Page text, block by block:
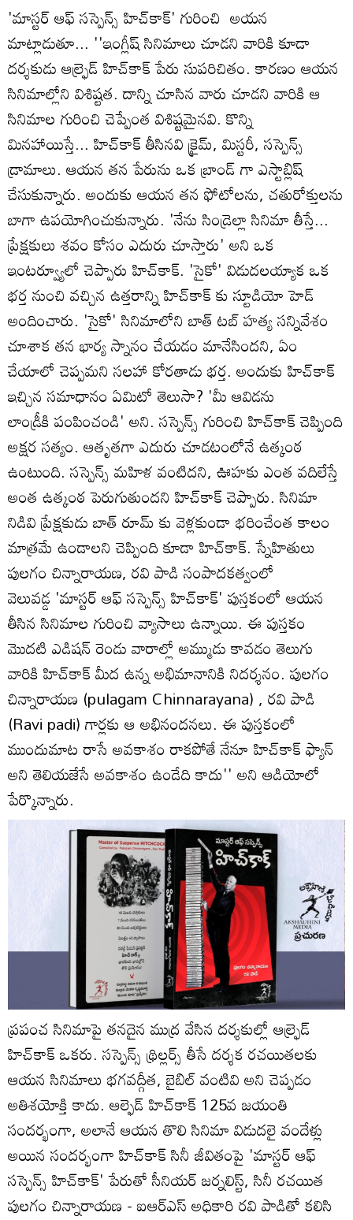
'మాస్టర్ ఆఫ్ సస్పెన్స్ హిచ్‌కాక్' గురించి అయన
మాట్లాడుతూ... ''ఇంగ్లీష్ సినిమాలు చూడని వారికి కూడా
దర్శకుడు ఆల్ఫ్రెడ్ హిచ్‌కాక్ పేరు సుపరిచితం. కారణం ఆయన
సినిమాల్లోని విశిష్టత. దాన్ని చూసిన వారు చూడని వారికి ఆ
సినిమాల గురించి చెప్పేంత విశిష్టమైనవి. కొన్ని
మినహాయిస్తే... హిచ్‌కాక్ తీసినవి క్రైమ్, మిస్టరీ, సస్పెన్స్
డ్రామాలు. ఆయన తన పేరును ఒక బ్రాండ్ గా ఎస్టాబ్లిష్
చేసుకున్నారు. అందుకు ఆయన తన ఫోటోలను, చతురోక్తులను
బాగా ఉపయోగించుకున్నారు. 'నేను సిండ్రెల్లా సినిమా తీస్తే...
ప్రేక్షకులు శవం కోసం ఎదురు చూస్తారు' అని ఒక
ఇంటర్వ్యూలో చెప్పారు హిచ్‌కాక్. 'సైకో' విడుదలయ్యాక ఒక
భర్త నుంచి వచ్చిన ఉత్తరాన్ని హిచ్‌కాక్ కు స్టూడియో హెడ్
అందించారు. 'సైకో' సినిమాలోని బాత్ టబ్ హత్య సన్నివేశం
చూశాక తన భార్య స్నానం చేయడం మానేసిందని, ఏం
చేయాలో చెప్పమని సలహా కోరతాడు భర్త. అందుకు హిచ్‌కాక్
ఇచ్చిన సమాధానం ఏమిటో తెలుసా? 'మీ ఆవిడను
లాండ్రీకి పంపించండి' అని. సస్పెన్స్ గురించి హిచ్‌కాక్ చెప్పింది
అక్షర సత్యం. ఆతృతగా ఎదురు చూడటంలోనే ఉత్కంఠ
ఉంటుంది. సస్పెన్స్ మహిళ వంటిదని, ఊహకు ఎంత వదిలేస్తే
అంత ఉత్కంఠ పెరుగుతుందని హిచ్‌కాక్ చెప్పారు. సినిమా
నిడివి ప్రేక్షకుడు బాత్ రూమ్ కు వెళ్లకుండా భరించేంత కాలం
మాత్రమే ఉండాలని చెప్పింది కూడా హిచ్‌కాక్. స్నేహితులు
పులగం చిన్నారాయణ, రవి పాడి సంపాదకత్వంలో
వెలువడ్డ 'మాస్టర్ ఆఫ్ సస్పెన్స్ హిచ్‌కాక్' పుస్తకంలో ఆయన
తీసిన సినిమాల గురించి వ్యాసాలు ఉన్నాయి. ఈ పుస్తకం
మొదటి ఎడిషన్ రెండు వారాల్లో అమ్ముడు కావడం తెలుగు
వారికి హిచ్‌కాక్ మీద ఉన్న అభిమానానికి నిదర్శనం. పులగం
చిన్నారాయణ (pulagam Chinnarayana) , రవి పాడి
(Ravi padi) గార్లకు ఆ అభినందనలు. ఈ పుస్తకంలో
ముందుమాట రాసే అవకాశం రాకపోతే నేనూ హిచ్‌కాక్ ఫ్యాన్
అని తెలియజేసే అవకాశం ఉండేది కాదు'' అని ఆడియోలో
పేర్కొన్నారు.
ప్రపంచ సినిమాపై తనదైన ముద్ర వేసిన దర్శకుల్లో ఆల్ఫ్రెడ్
హిచ్‌కాక్ ఒకరు. సస్పెన్స్ థ్రిల్లర్స్ తీసే దర్శక రచయితలకు
ఆయన సినిమాలు భగవద్గీత, బైబిల్ వంటివి అని చెప్పడం
అతిశయోక్తి కాదు. ఆల్ఫెడ్‌ హిచ్‌కాక్ 125వ జయంతి
సందర్భంగా, అలానే ఆయన తొలి సినిమా విడుదలై వందేళ్లు
అయిన సందర్భంగా హిచ్‌కాక్ సినీ జీవితంపై 'మాస్టర్ ఆఫ్
సస్పెన్స్ హిచ్‌కాక్' పేరుతో సీనియర్ జర్నలిస్ట్, సినీ రచయిత
పులగం చిన్నారాయణ - ఐఆర్ఎస్ అధికారి రవి పాడితో కలిసి